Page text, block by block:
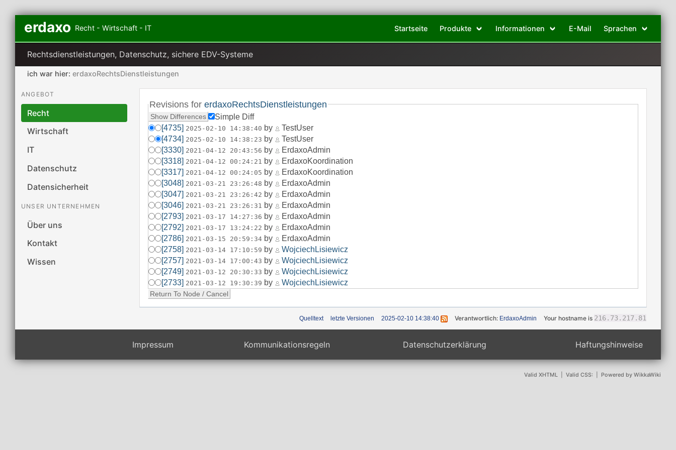
erdaxo Recht - Wirtschaft - IT Startseite Produkte Informationen E-Mail Sprachen
Rechtsdienstleistungen, Datenschutz, sichere EDV-Systeme
ich war hier: erdaxoRechtsDienstleistungen
ANGEBOT
Recht
Wirtschaft
IT
Datenschutz
Datensicherheit
UNSER UNTERNEHMEN
Über uns
Kontakt
Wissen
Revisions forerdaxoRechtsDienstleistungen
Simple Diff
[4735] 2025-02-10 14:38:40 by
TestUser
[4734] 2025-02-10 14:38:23 by
TestUser
[3330] 2021-04-12 20:43:56 by
ErdaxoAdmin
[3318] 2021-04-12 00:24:21 by
ErdaxoKoordination
[3317] 2021-04-12 00:24:05 by
ErdaxoKoordination
[3048] 2021-03-21 23:26:48 by
ErdaxoAdmin
[3047] 2021-03-21 23:26:42 by
ErdaxoAdmin
[3046] 2021-03-21 23:26:31 by
ErdaxoAdmin
[2793] 2021-03-17 14:27:36 by
ErdaxoAdmin
[2792] 2021-03-17 13:24:22 by
ErdaxoAdmin
[2786] 2021-03-15 20:59:34 by
ErdaxoAdmin
[2758] 2021-03-14 17:10:59 by
WojciechLisiewicz
[2757] 2021-03-14 17:00:43 by
WojciechLisiewicz
[2749] 2021-03-12 20:30:33 by
WojciechLisiewicz
[2733] 2021-03-12 19:30:39 by WojciechLisiewicz
Quelltext letzte Versionen 2025-02-10 14:38:40 Verantwortlich: ErdaxoAdmin Your hostname is 216.73.217.81
Impressum Kommunikationsregeln Datenschutzerklärung Haftungshinweise
Valid XHTML Valid CSS: Powered by WikkaWiki